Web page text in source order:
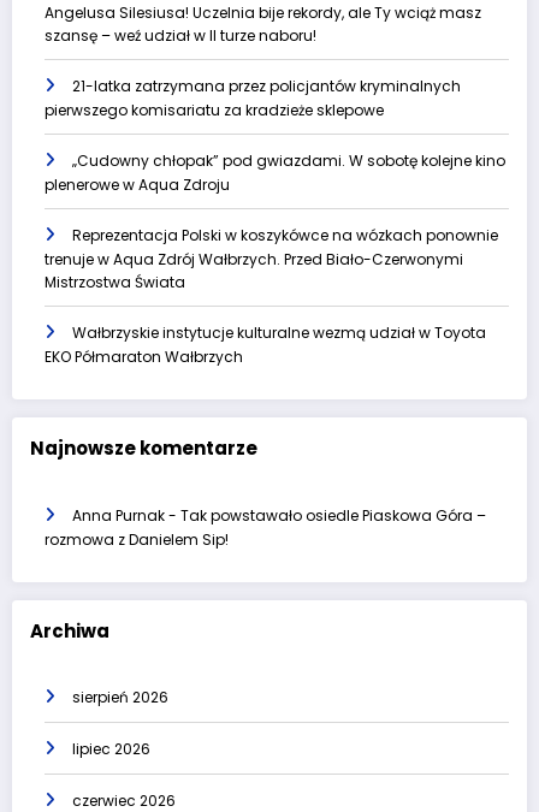
Angelusa Silesiusa! Uczelnia bije rekordy, ale Ty wciąż masz
szansę – weź udział w II turze naboru!
21-latka zatrzymana przez policjantów kryminalnych
pierwszego komisariatu za kradzieże sklepowe
„Cudowny chłopak” pod gwiazdami. W sobotę kolejne kino
plenerowe w Aqua Zdroju
Reprezentacja Polski w koszykówce na wózkach ponownie
trenuje w Aqua Zdrój Wałbrzych. Przed Biało-Czerwonymi
Mistrzostwa Świata
Wałbrzyskie instytucje kulturalne wezmą udział w Toyota
EKO Półmaraton Wałbrzych
Najnowsze komentarze
Anna Purnak- Tak powstawało osiedle Piaskowa Góra –
rozmowa z Danielem Sip!
Archiwa
sierpień 2026
lipiec 2026
czerwiec 2026